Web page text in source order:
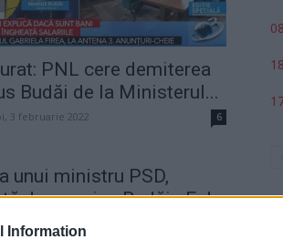
Information
PNL cere demiterea
Budăi de la Ministerul...
3 februarie 2022 6
unui ministru PSD,
de premier. Budăi: „E de